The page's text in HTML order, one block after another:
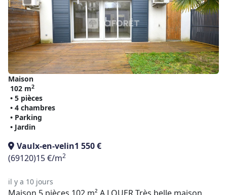
Maison
102 m2
• 5 pièces
• 4 chambres
• Parking
• Jardin
Vaulx-en-velin1 550 €
(69120)15 €/m2
il y a 10 jours